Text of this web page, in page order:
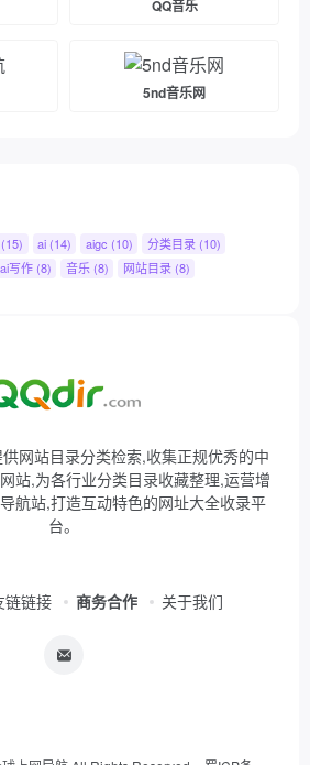
QQ音乐
5nd音乐网
(15) ai (14) aigc (10) 分类目录 (10)
ai写作 (8) 音乐 (8) 网站目录 (8)
网站目录分类检索,收集正规优秀的中
站,为各行业分类目录收藏整理,运营增
航站,打造互动特色的网址大全收录平
台。
链链接 商务合作 关于我们